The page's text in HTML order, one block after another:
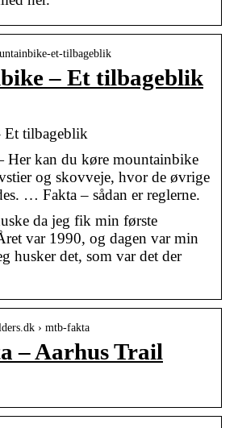
et-tilbageblik
– Et tilbageblik
tilbageblik
kan du køre mountainbike
og skovveje, hvor de øvrige
… Fakta – sådan er reglerne.
da jeg fik min første
var 1990, og dagen var min
husker det, som var det der
› mtb-fakta
– Aarhus Trail